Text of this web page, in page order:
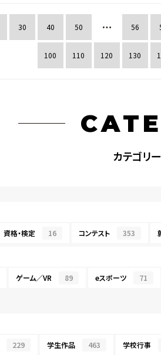
30 40 50 56
100 110 120 130
カテゴリ
資格・検定 16 コンテスト 353
ゲーム／VR 89 eスポーツ 71
229 学生作品 463 学校行事